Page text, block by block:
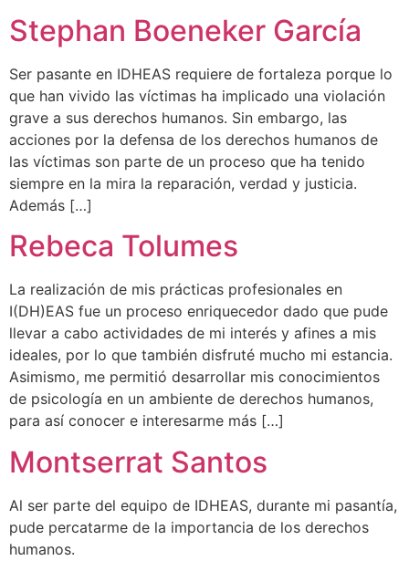
Stephan Boeneker García
Ser pasante en IDHEAS requiere de fortaleza porque lo
que han vivido las víctimas ha implicado una violación
grave a sus derechos humanos. Sin embargo, las
acciones por la defensa de los derechos humanos de
las víctimas son parte de un proceso que ha tenido
siempre en la mira la reparación, verdad y justicia.
Además […]
Rebeca Tolumes
La realización de mis prácticas profesionales en
I(DH)EAS fue un proceso enriquecedor dado que pude
llevar a cabo actividades de mi interés y afines a mis
ideales, por lo que también disfruté mucho mi estancia.
Asimismo, me permitió desarrollar mis conocimientos
de psicología en un ambiente de derechos humanos,
para así conocer e interesarme más […]
Montserrat Santos
Al ser parte del equipo de IDHEAS, durante mi pasantía,
pude percatarme de la importancia de los derechos
humanos.